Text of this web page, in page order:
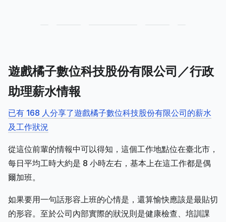
遊戲橘子數位科技股份有限公司／行政
助理薪水情報
已有 168 人分享了遊戲橘子數位科技股份有限公司的薪水
及工作狀況
從這位前輩的情報中可以得知，這個工作地點位在臺北市，
每日平均工時大約是 8 小時左右，基本上在這工作都是偶
爾加班。
如果要用一句話形容上班的心情是，還算愉快應該是最貼切
的形容。至於公司內部實際的狀況則是健康檢查、培訓課